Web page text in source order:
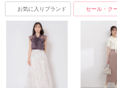
お気に入りブランド セール・ク